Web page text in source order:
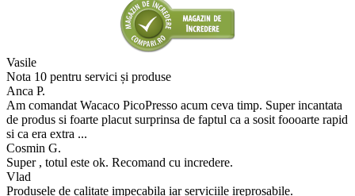
Vasile
Nota 10 pentru servici și produse
Anca P.
Am comandat Wacaco PicoPresso acum ceva timp. Super incantata
de produs si foarte placut surprinsa de faptul ca a sosit foooarte rapid
si ca era extra ...
Cosmin G.
Super , totul este ok. Recomand cu incredere.
Vlad
Produsele de calitate impecabila iar serviciile ireprosabile.